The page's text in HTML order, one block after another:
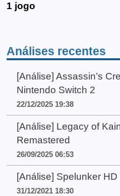
1 jogo
Análises recentes
[Análise] Assassin’s
Nintendo Switch 2
22/12/2025 19:38
[Análise] Legacy of
Remastered
26/09/2025 06:53
[Análise] Spelunker
31/12/2021 18:30